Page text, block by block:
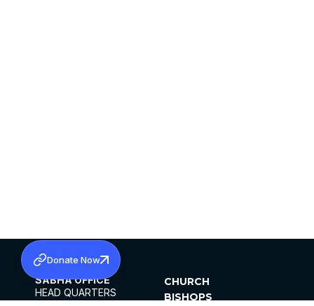
SABHA OFFICE
HEAD QUARTERS
CHURCH
BISHOPS
Donate Now